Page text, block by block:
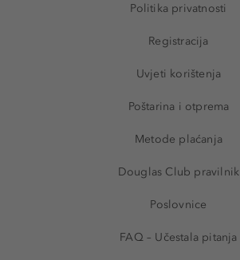
Politika privatnosti
Registracija
Uvjeti korištenja
Poštarina i otprema
Metode plaćanja
Douglas Club pravilnik
Poslovnice
FAQ – Učestala pitanja